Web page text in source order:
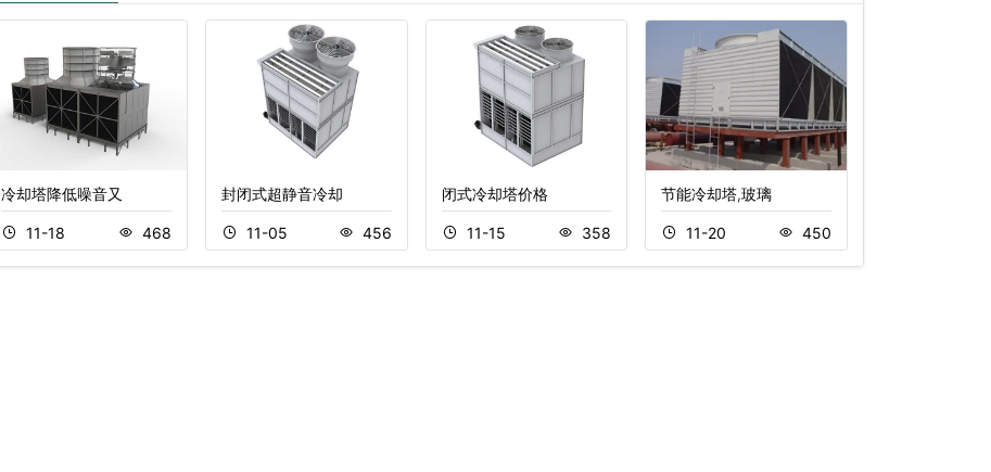
冷却塔降低噪音又
11-18 468
封闭式超静音冷却
11-05 456
闭式冷却塔价格
11-15 358
节能冷却塔,玻璃
11-20 450